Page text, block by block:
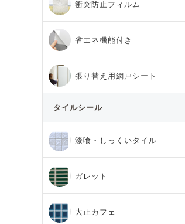
衝突防止フィルム
省エネ機能付き
張り替え用網戸シート
タイルシール
漆喰・しっくいタイル
ガレット
大正カフェ